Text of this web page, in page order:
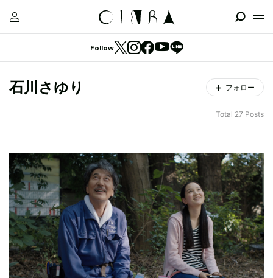
Follow
石川さゆり フォロー
Total 27 Posts